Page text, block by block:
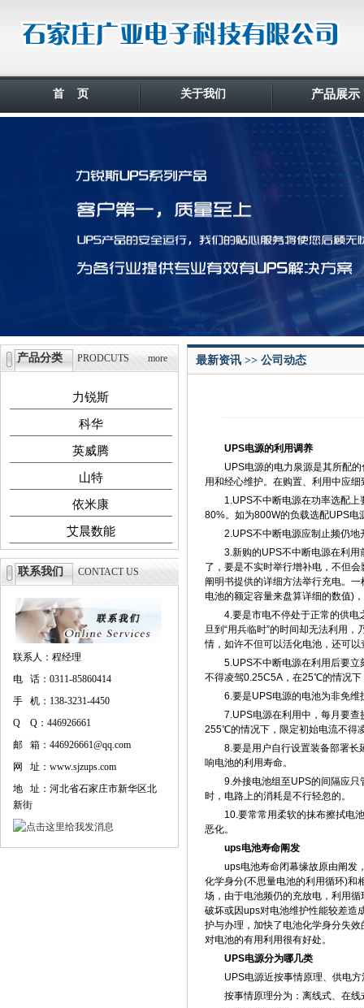
首 页 关于我们 产品展示
产品分类 PRODCUTS more
力锐斯
科华
英威腾
山特
依米康
艾晨数能
联系我们 CONTACT US
联系人：程经理
电 话：0311-85860414
手 机：138-3231-4450
Q Q：446926661
邮 箱：446926661@qq.com
网 址：www.sjzups.com
地 址：河北省石家庄市新华区北
新街
最新资讯 >> 公司动态
UPS电源的利用调养
UPS电源的电力泉源是其所配的
用和经心维护。在购置、利用中应
1.UPS不中断电源在功率选配上
80%。如为800W的负载选配UPS
2.UPS不中断电源应制止频仍地
3.新购的UPS不中断电源在利用
了，要是不实时举行增补电，不但
阐明书提供的详细方法举行充电。
电池的额定容量来盘算详细的数值)
4.要是市电不停处于正常的供电之
旦到“用兵临时”的时间却无法利用
情，如许不但可以活化电池，还可
5.UPS不中断电源在利用后要立
不得凌驾0.25C5A，在25℃的情况下
6.要是UPS电源的电池为非免维
7.UPS电源在利用中，每月要查
255℃的情况下，限定初始电流不得
8.要是用户自行设置装备部署长
响电池的利用寿命。
9.外接电池组至UPS的间隔应只
时，电路上的消耗是不行轻忽的。
10.要常常用柔软的抹布擦拭电池
恶化。
ups电池寿命阐发
ups电池寿命闭幕缘故原由阐发，
化学身分(不思量电池的利用循环)和
场，由于电池频仍的充放电，利用
破坏或因ups对电池维护性能较差造
护与办理，加快了电池化学身分失
对电池的有用利用很有好处。
UPS电源分为哪几类
UPS电源近按事情原理、供电方
按事情原理分为：离线式、在线